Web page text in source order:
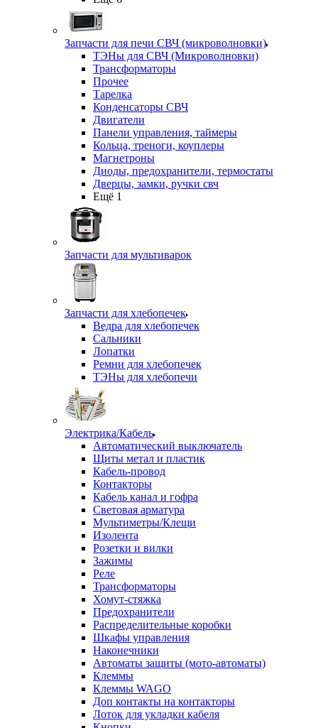
Запчасти для печи СВЧ (микроволновки)
ТЭНы для СВЧ (Микроволновки)
Трансформаторы
Прочее
Тарелка
Конденсаторы СВЧ
Двигатели
Панели управления, таймеры
Кольца, треноги, коуплеры
Магнетроны
Диоды, предохранители, термостаты
Дверцы, замки, ручки свч
Ещё 1
Запчасти для мультиварок
Запчасти для хлебопечек
Ведра для хлебопечек
Сальники
Лопатки
Ремни для хлебопечек
ТЭНы для хлебопечи
Электрика/Кабель
Автоматический выключатель
Щиты метал и пластик
Кабель-провод
Контакторы
Кабель канал и гофра
Световая арматура
Мультиметры/Клещи
Изолента
Розетки и вилки
Зажимы
Реле
Трансформаторы
Хомут-стяжка
Предохранители
Распределительные коробки
Шкафы управления
Наконечники
Автоматы защиты (мото-автоматы)
Клеммы
Клеммы WAGO
Доп контакты на контакторы
Лоток для укладки кабеля